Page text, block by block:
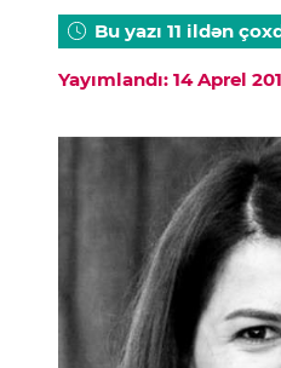
Bu yazı 11 ildən
Yayımlandı: 14 Aprel